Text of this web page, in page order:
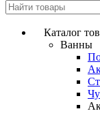
Каталог
Ванны